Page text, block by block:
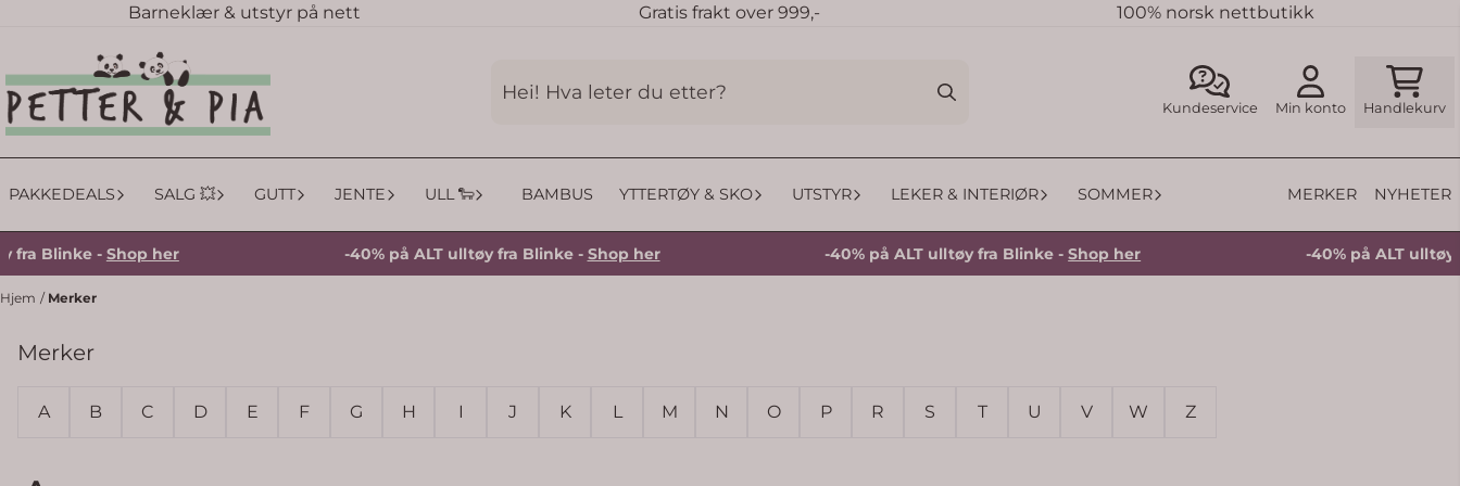
Hopp til innholdBarneklær & utstyr på nett Gratis frakt over 999,- 100% norsk nettbutikk
Kundeservice Min konto Handlekurv
PAKKEDEALS SALG 💥 GUTT JENTE ULL 🐑 BAMBUS YTTERTØY & SKO UTSTYR LEKER & INTERIØR SOMMER MERKER NYHETER
-Shop her -40% på ALT ulltøy fra Blinke -Shop her -40% på ALT ulltøy fra Blinke -Shop her -40% på ALT ulltøy fra
Hjem / Merker
Merker
A B C D E F G H I J K L M N O P R S T U V W Z